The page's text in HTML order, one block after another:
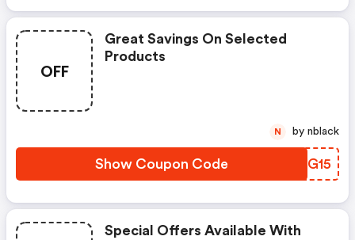
OFF
Great Savings On Selected
Products
Show Coupon Code RYGG15
N by nblack
Special Offers Available With